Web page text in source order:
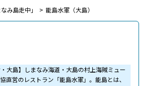
み島走中」 能島水軍（大島）
・大島】しまなみ海道・大島の村上海賊ミュー
直営のレストラン「能島水軍」。能島とは、